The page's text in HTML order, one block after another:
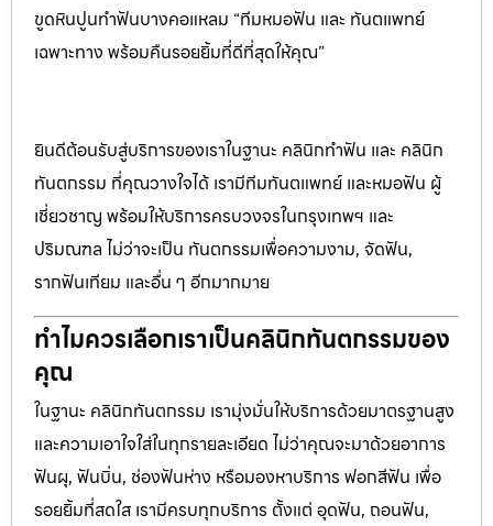
ขูดหินปูนทำฟันบางคอแหลม “ทีมหมอฟัน และ ทันตแพทย์
เฉพาะทาง พร้อมคืนรอยยิ้มที่ดีที่สุดให้คุณ”
ยินดีต้อนรับสู่บริการของเราในฐานะ คลินิกทำฟัน และ คลินิก
ทันตกรรม ที่คุณวางใจได้ เรามีทีมทันตแพทย์ และหมอฟัน ผู้
เชี่ยวชาญ พร้อมให้บริการครบวงจรในกรุงเทพฯ และ
ปริมณฑล ไม่ว่าจะเป็น ทันตกรรมเพื่อความงาม, จัดฟัน,
รากฟันเทียม และอื่น ๆ อีกมากมาย
ทำไมควรเลือกเราเป็นคลินิกทันตกรรมของ
คุณ
ในฐานะ คลินิกทันตกรรม เรามุ่งมั่นให้บริการด้วยมาตรฐานสูง
และความเอาใจใส่ในทุกรายละเอียด ไม่ว่าคุณจะมาด้วยอาการ
ฟันผุ, ฟันบิ่น, ช่องฟันห่าง หรือมองหาบริการ ฟอกสีฟัน เพื่อ
รอยยิ้มที่สดใส เรามีครบทุกบริการ ตั้งแต่ อุดฟัน, ถอนฟัน,